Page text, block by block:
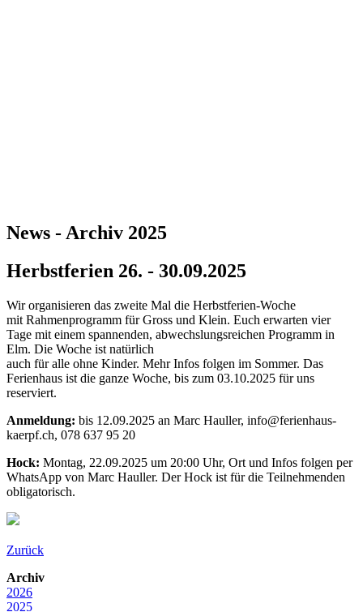
News - Archiv 2025
Herbstferien 26. - 30.09.2025
Wir organisieren das zweite Mal die Herbstferien-Woche
mit Rahmenprogramm für Gross und Klein. Euch erwarten vier
Tage mit einem spannenden, abwechslungsreichen Programm in
Elm. Die Woche ist natürlich
auch für alle ohne Kinder. Mehr Infos folgen im Sommer. Das
Ferienhaus ist die ganze Woche, bis zum 03.10.2025 für uns
reserviert.
Anmeldung: bis 12.09.2025 an Marc Hauller, info@ferienhaus-
kaerpf.ch, 078 637 95 20
Hock: Montag, 22.09.2025 um 20:00 Uhr, Ort und Infos folgen per
WhatsApp von Marc Hauller. Der Hock ist für die Teilnehmenden
obligatorisch.
Zurück
Archiv
2026
2025